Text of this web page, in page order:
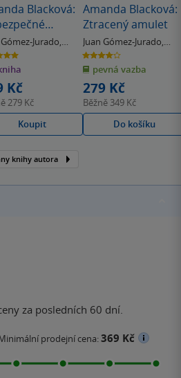
Blacková:
Jurado,
Montes
Kč
279 Kč
Koupit
Amanda Blacková:
Ztracený amulet
Juan Gómez-Jurado,
Bárbara Montes
4.0
z
5
hvězdiček
pevná vazba
279 Kč
Běžně 349 Kč
Do košíku
knihy autora
za posledních 60 dní.
prodejní cena:369 Kč